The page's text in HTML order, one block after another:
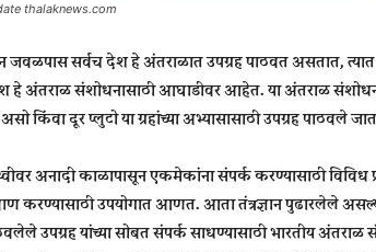
thalaknews.com
सर्वच देश हे अंतराळात उपग्रह पाठवत असतात, त्यात
हे अंतराळ संशोधनासाठी आघाडीवर आहेत. या अंतराळ
किंवा दूर प्लुटो या ग्रहांच्या अभ्यासासाठी उपग्रह पाठवले
अनादी काळापासून एकमेकांना संपर्क करण्यासाठी विविध
करण्यासाठी उपयोगात आणत. आता तंत्रज्ञान पुढारलेले
उपग्रह यांच्या सोबत संपर्क साधण्यासाठी भारतीय